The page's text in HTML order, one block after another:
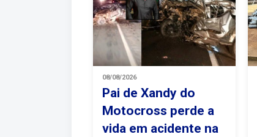
08/08/2026
Pai de Xandy do
Motocross perde a
vida em acidente na